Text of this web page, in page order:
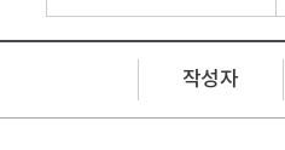
작성자